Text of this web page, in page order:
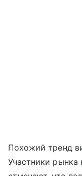
Похожий тренд
Участники